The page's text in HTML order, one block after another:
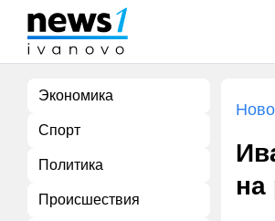
Экономика
Спорт
Политика
Происшествия
на